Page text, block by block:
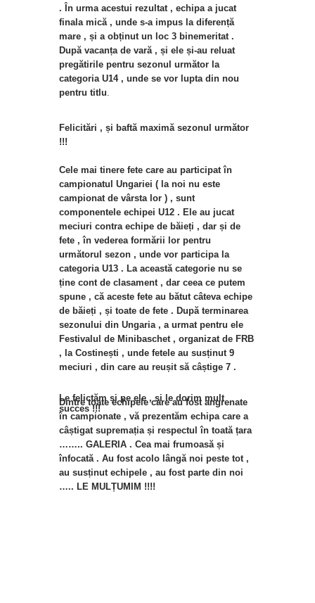
. În urma acestui rezultat , echipa a jucat
finala mică , unde s-a impus la diferență
mare , și a obținut un loc 3 binemeritat .
După vacanța de vară , și ele și-au reluat
pregătirile pentru sezonul următor la
categoria U14 , unde se vor lupta din nou
pentru titlu
Felicitări , și baftă maximă sezonul următor
!!!
Cele mai tinere fete care au participat în
campionatul Ungariei ( la noi nu este
campionat de vârsta lor ) , sunt
componentele echipei U12 . Ele au jucat
meciuri contra echipe de băieți , dar și de
fete , în vederea formării lor pentru
următorul sezon , unde vor participa la
categoria U13 . La această categorie nu se
ține cont de clasament , dar ceea ce putem
spune , că aceste fete au bătut câteva echipe
de băieți , și toate de fete . După terminarea
sezonului din Ungaria , a urmat pentru ele
Festivalul de Minibaschet , organizat de FRB
, la Costinești , unde fetele au susținut 9
meciuri , din care au reușit să câștige 7 .
Le felictăm și pe ele , și le dorim mult
succes !!!
Dintre toate echipele care au fost angrenate
în campionate , vă prezentăm echipa care a
câștigat supremația și respectul în toată țara
…….. GALERIA . Cea mai frumoasă și
înfocată . Au fost acolo lângă noi peste tot ,
au susținut echipele , au fost parte din noi
….. LE MULȚUMIM !!!!